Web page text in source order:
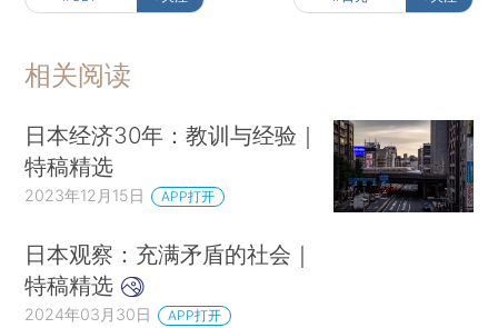
相关阅读
日本经济30年：教训与经验｜
特稿精选
2023年12月15日 APP打开
日本观察：充满矛盾的社会｜
特稿精选
2024年03月30日 APP打开